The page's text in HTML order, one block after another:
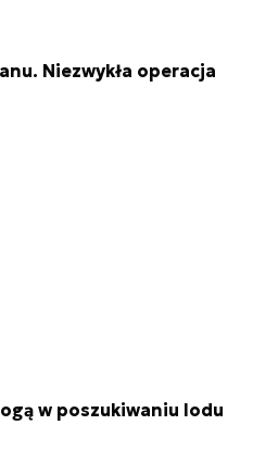
Niezwykła operacja
w poszukiwaniu lodu